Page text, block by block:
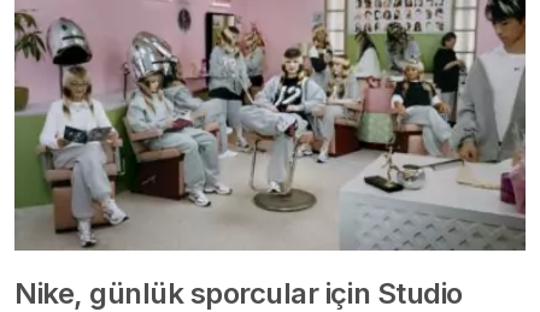
Nike, günlük sporcular için Studio